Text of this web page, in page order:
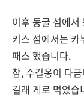
이후 동굴 섬에
키스 섬에서는 카
패스 했습니다.
참, 수길옹이 다
길래 게로 먹었습